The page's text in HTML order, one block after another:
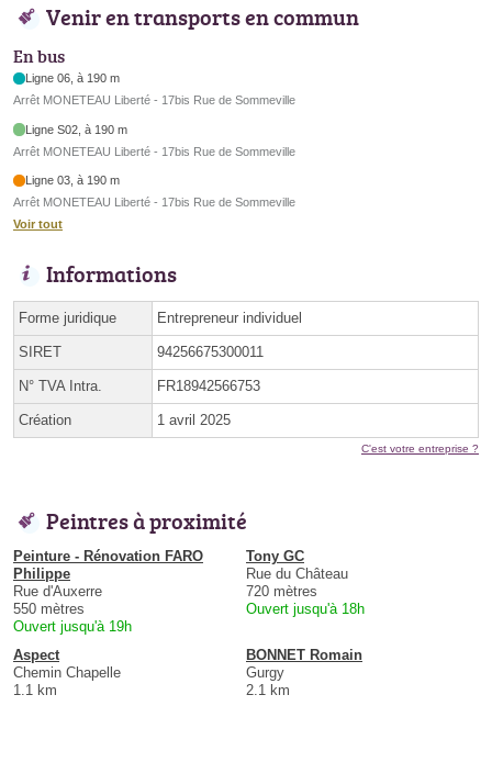
Venir en transports en commun
En bus
Ligne 06, à 190 m
Arrêt MONETEAU Liberté - 17bis Rue de Sommeville
Ligne S02, à 190 m
Arrêt MONETEAU Liberté - 17bis Rue de Sommeville
Ligne 03, à 190 m
Arrêt MONETEAU Liberté - 17bis Rue de Sommeville
Voir tout
Informations
Forme juridique Entrepreneur individuel
SIRET 94256675300011
N° TVA Intra. FR18942566753
Création 1 avril 2025
C'est votre entreprise ?
Peintres à proximité
Peinture - Rénovation FARO
Philippe
Rue d'Auxerre
550 mètres
Ouvert jusqu'à 19h
Tony GC
Rue du Château
720 mètres
Ouvert jusqu'à 18h
Aspect
Chemin Chapelle
1.1 km
BONNET Romain
Gurgy
2.1 km